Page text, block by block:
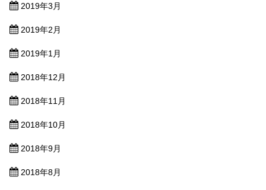
2019年3月
2019年2月
2019年1月
2018年12月
2018年11月
2018年10月
2018年9月
2018年8月